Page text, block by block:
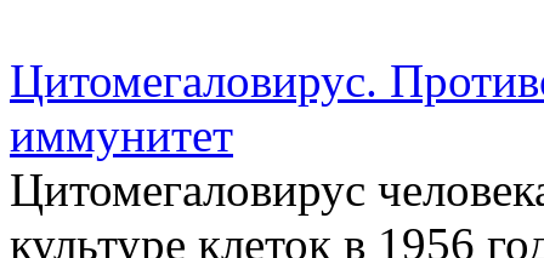
Цитомегаловирус.
иммунитет
Цитомегаловирус
культуре клеток в 1956